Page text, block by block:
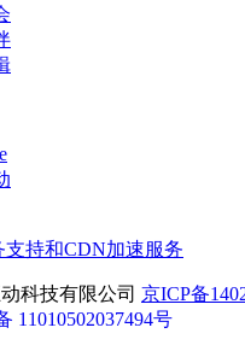
支持和CDN加速服务
科技有限公司 京ICP备
11010502037494号